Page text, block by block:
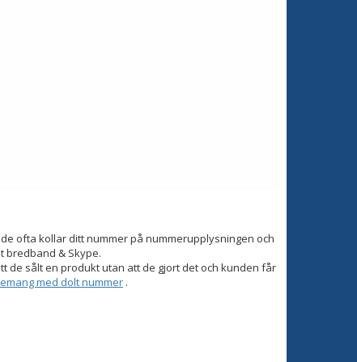
ofta kollar ditt nummer på nummerupplysningen och
bredband & Skype.
de sålt en produkt utan att de gjort det och kunden får
med dolt nummer .